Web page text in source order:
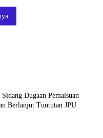
Dugaan Pemalsuan
Berlanjut Tuntutan JPU